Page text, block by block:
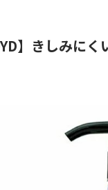
】きしみに